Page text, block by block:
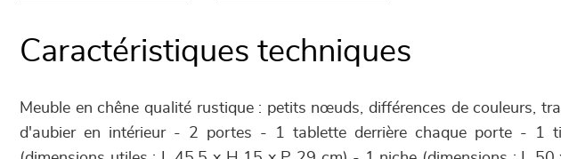
Caractéristiques techniques
Meuble en chêne qualité rustique : petits nœuds, différences de couleurs,
d'aubier en intérieur - 2 portes - 1 tablette derrière chaque porte - 1